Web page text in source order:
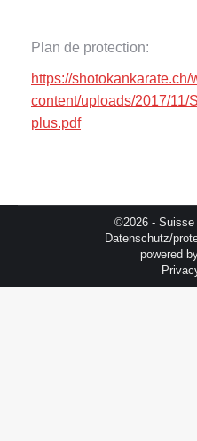
Plan de protection:
https://shotokankarate.ch/
content/uploads/2017/11/
plus.pdf
©2026 - Suisse
Datenschutz/
powered